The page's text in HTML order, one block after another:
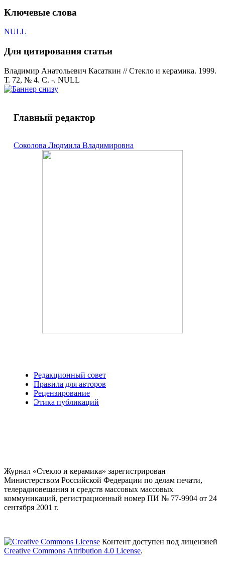
Ключевые слова
NULL
Для цитирования статьи
Владимир Анатольевич Касаткин // Стекло и керамика. 1999.
Т. 72, № 4. С. -. NULL
Главный редактор
Соколова Людмила Владимировна
Редакционный совет
Правила для авторов
Рецензирование
Этика публикаций
Журнал «Стекло и керамика» зарегистрирован
Министерством Российской Федерации по делам печати,
телерадиовещания и средств массовых массовых
коммуникаций, регистрационный номер ПИ № 77-9904 от 24
сентября 2001 г.
Контент доступен под лицензией
Creative Commons Attribution 4.0 License.